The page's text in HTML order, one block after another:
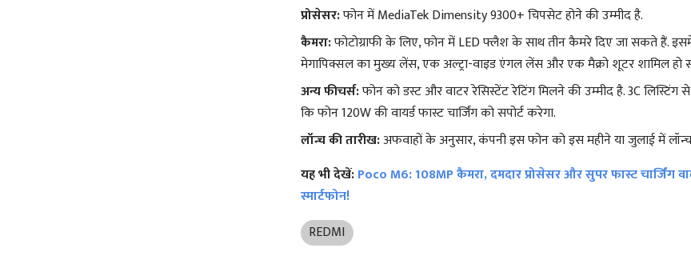
प्रोसेसर:फोन में MediaTek Dimensity 9300+ चिपसेट होने की उम्मीद है.
कैमरा:फोटोग्राफी के लिए, फोन में LED फ्लैश के साथ तीन कैमरे दिए जा सकते हैं.
मेगापिक्सल का मुख्य लेंस, एक अल्ट्रा-वाइड एंगल लेंस और एक मैक्रो शूटर शामिल हो
अन्य फीचर्स:फोन को डस्ट और वाटर रेसिस्टेंट रेटिंग मिलने की उम्मीद है. 3C लिस्टिंग
कि फोन 120W की वायर्ड फास्ट चार्जिंग को सपोर्ट करेगा.
लॉन्च की तारीख:अफवाहों के अनुसार, कंपनी इस फोन को इस महीने या जुलाई में
यह भी देखें:Poco M6: 108MP कैमरा, दमदार प्रोसेसर और सुपर फास्ट चार्जिंग
स्मार्टफोन!
REDMI